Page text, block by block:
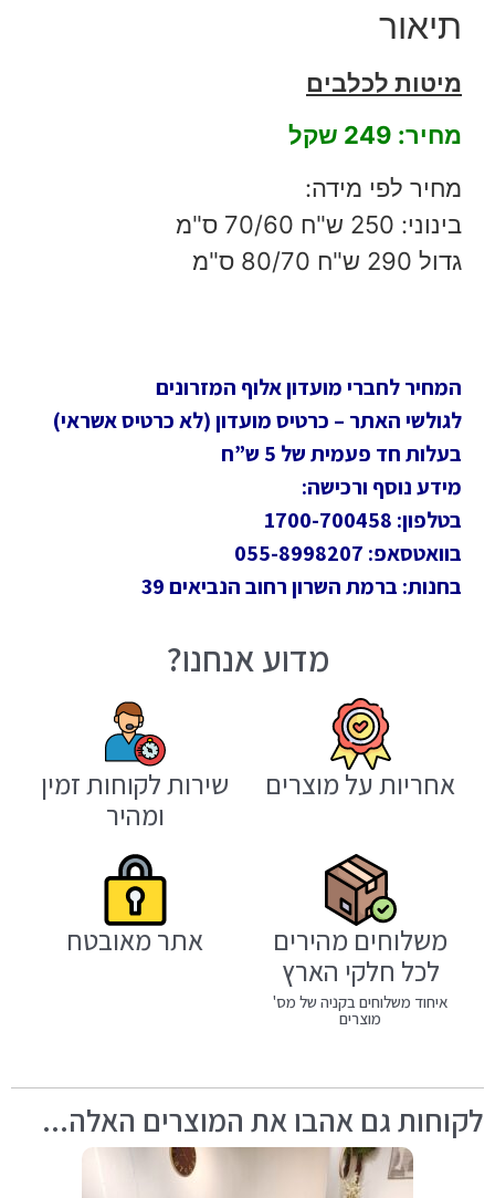
תיאור
מיטות לכלבים
מחיר: 249 שקל
מחיר לפי מידה:
בינוני: 250 ש"ח 70/60 ס"מ
גדול 290 ש"ח 80/70 ס"מ
המחיר לחברי מועדון אלוף המזרונים
לגולשי האתר – כרטיס מועדון (לא כרטיס אשראי)
בעלות חד פעמית של 5 ש”ח
מידע נוסף ורכישה:
בטלפון: 1700-700458
בוואטסאפ: 055-8998207
בחנות: ברמת השרון רחוב הנביאים 39
מדוע אנחנו?
אחריות על מוצרים
שירות לקוחות זמין
ומהיר
משלוחים מהירים
לכל חלקי הארץ
איחוד משלוחים בקניה של מס'
מוצרים
אתר מאובטח
לקוחות גם אהבו את המוצרים האלה...